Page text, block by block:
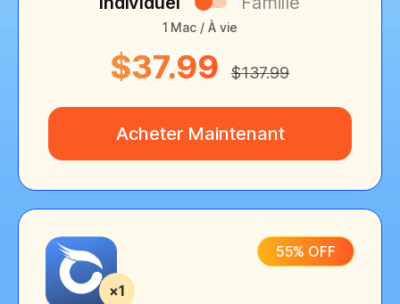
1 Mac / À vie
$37.99 $137.99
Acheter Maintenant
55% OFF